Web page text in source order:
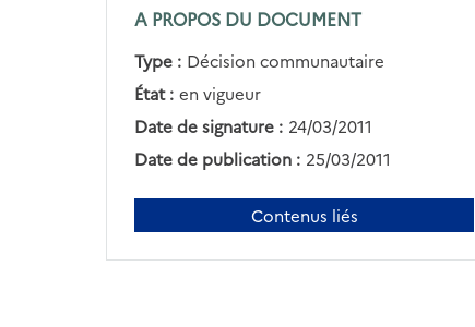
A PROPOS DU DOCUMENT
Type : Décision communautaire
État : en vigueur
Date de signature : 24/03/2011
Date de publication : 25/03/2011
Contenus liés